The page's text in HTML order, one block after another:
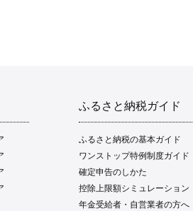
ふるさと納税ガイド
ふるさと納税の基本ガイド
ワンストップ特例制度ガイド
確定申告のしかた
控除上限額シミュレーション
年金受給者・自営業者の方へ